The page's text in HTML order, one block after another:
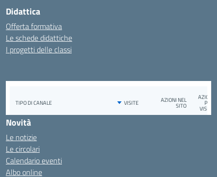
Didattica
Offerta formativa
Le schede didattiche
I progetti delle classi
Novità
Le notizie
Le circolari
Calendario eventi
Albo online